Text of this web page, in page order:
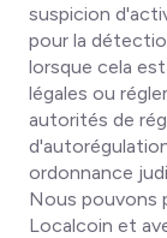
suspicion
pour la
lorsque cela
légales ou
autorités de
ordonnance
Nous pouvons
Localcoin et